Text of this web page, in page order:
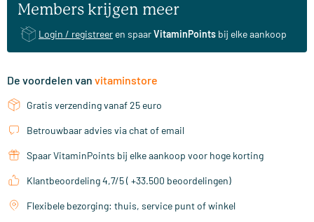
Members krijgen meer
Login / registreer en spaarVitaminPoints bij elke aankoop
De voordelen van vitaminstore
Gratis verzending vanaf 25 euro
Betrouwbaar advies via chat of email
Spaar VitaminPoints bij elke aankoop voor hoge korting
Klantbeoordeling 4,7/5 ( +33.500 beoordelingen)
Flexibele bezorging: thuis, service punt of winkel